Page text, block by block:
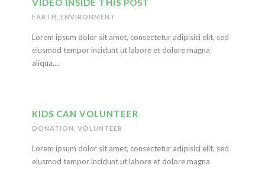
VIDEO INSIDE THIS POST
EARTH ENVIRONMENT
Lorem ipsum dolor sit amet, consectetur adipisici elit, sed
eiusmod tempor incidunt ut labore et dolore magna
aliqua....
KIDS CAN VOLUNTEER
DONATION VOLUNTEER
Lorem ipsum dolor sit amet, consectetur adipisici elit, sed
eiusmod tempor incidunt ut labore et dolore magna